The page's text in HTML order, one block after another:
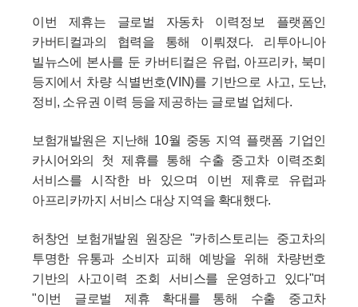
이번 제휴는 글로벌 자동차 이력정보 플랫폼인
카버티컬과의 협력을 통해 이뤄졌다. 리투아니아
빌뉴스에 본사를 둔 카버티컬은 유럽, 아프리카, 북미
등지에서 차량 식별번호(VIN)를 기반으로 사고, 도난,
정비, 소유권 이력 등을 제공하는 글로벌 업체다.
보험개발원은 지난해 10월 중동 지역 플랫폼 기업인
카시어와의 첫 제휴를 통해 수출 중고차 이력조회
서비스를 시작한 바 있으며 이번 제휴로 유럽과
아프리카까지 서비스 대상 지역을 확대했다.
허창언 보험개발원 원장은 "카히스토리는 중고차의
투명한 유통과 소비자 피해 예방을 위해 차량번호
기반의 사고이력 조회 서비스를 운영하고 있다"며
"이번 글로벌 제휴 확대를 통해 수출 중고차